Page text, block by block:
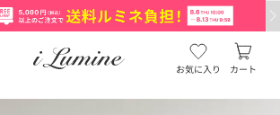
お気に入り カート